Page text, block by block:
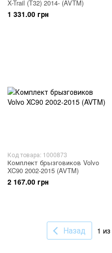
X-Trail (T32) 2014- (AVTM)
1 331.00 грн
Код товара: 1000873
Комплект брызговиков Volvo
XC90 2002-2015 (AVTM)
2 167.00 грн
Назад 1 из